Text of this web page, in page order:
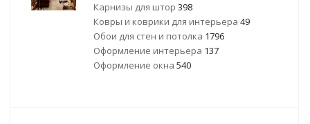
Карнизы для штор 398
Ковры и коврики для интерьера 49
Обои для стен и потолка 1796
Оформление интерьера 137
Оформление окна 540